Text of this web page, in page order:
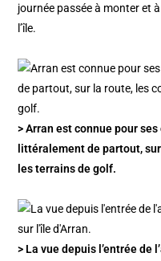
journée passée à monter et
l’île.
> Arran est connue pour
littéralement de partout,
les terrains de golf.
> La vue depuis l’entrée de